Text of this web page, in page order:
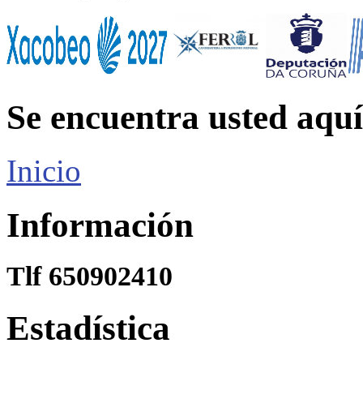
Se encuentra usted aquí
Inicio
Información
Tlf 650902410
Estadística